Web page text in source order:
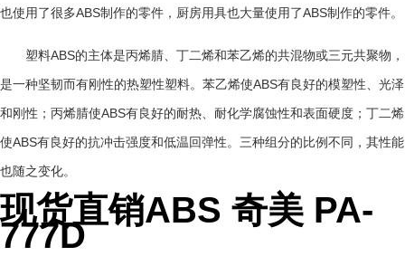
也使用了很多ABS制作的零件，厨房用具也大量使用了ABS制作的零件。
塑料ABS的主体是丙烯腈、丁二烯和苯乙烯的共混物或三元共聚物，
是一种坚韧而有刚性的热塑性塑料。苯乙烯使ABS有良好的模塑性、光泽
和刚性；丙烯腈使ABS有良好的耐热、耐化学腐蚀性和表面硬度；丁二烯
使ABS有良好的抗冲击强度和低温回弹性。三种组分的比例不同，其性能
也随之变化。
现货直销ABS 奇美 PA-
777D